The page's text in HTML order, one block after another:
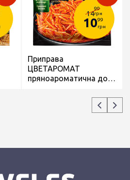
14
99
грн
1099
грн
Приправа
ЦВЕТАРОМАТ
пряноароматична до